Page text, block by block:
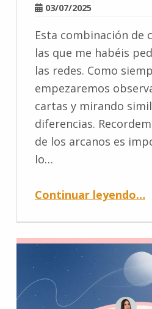
03/07/2025
Esta combinación de
las que me habéis
las redes. Como
empezaremos
cartas y mirando
diferencias.
de los arcanos es
lo…
Continuar leyendo…